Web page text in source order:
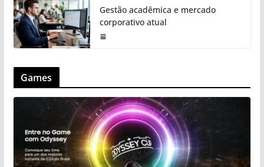
Gestão acadêmica e mercado
corporativo atual
Games